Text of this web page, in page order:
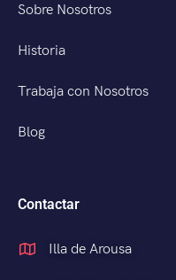
Sobre Nosotros
Historia
Trabaja con Nosotros
Blog
Contactar
Illa de Arousa